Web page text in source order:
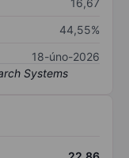
16,67
44,55%
18-úno-2026